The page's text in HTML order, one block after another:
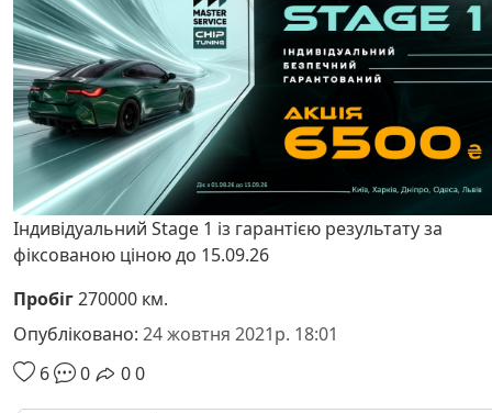
Індивідуальний Stage 1 із гарантією результату за
фіксованою ціною до 15.09.26
Пробіг270000 км.
Опубліковано: 24 жовтня 2021р. 18:01
6
0 00